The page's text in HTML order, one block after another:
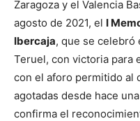
Zaragoza y el Valencia
agosto de 2021, el I
Ibercaja, que se celebró
Teruel, con victoria para
con el aforo permitido al
agotadas desde hace
confirma el